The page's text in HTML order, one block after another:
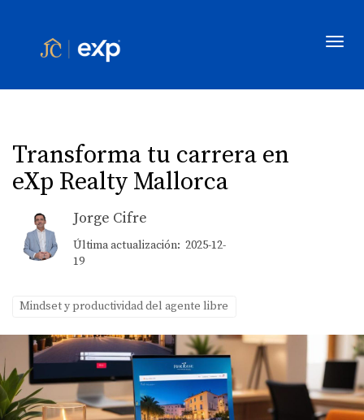
Transforma tu carrera en
eXp Realty Mallorca
Jorge Cifre
Última actualización: 2025-12-
19
Mindset y productividad del agente libre